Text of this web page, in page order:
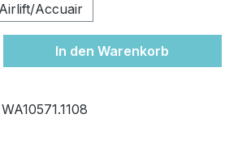
Accuair
Gib den
In den Warenkorb
WA10571.1108